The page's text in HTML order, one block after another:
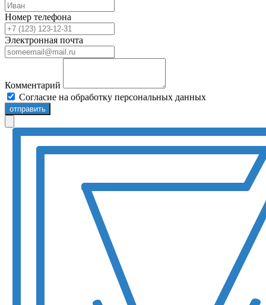
Номер телефона
Электронная почта
Комментарий
Согласие на обработку персональных данных
отправить